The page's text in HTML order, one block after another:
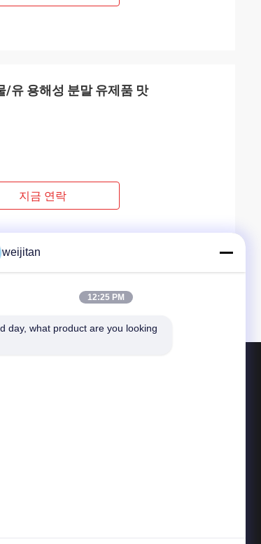
/유 용해성 분말 유제품 맛
지금 연락
weijitan
12:25 PM
day, what product are you looking